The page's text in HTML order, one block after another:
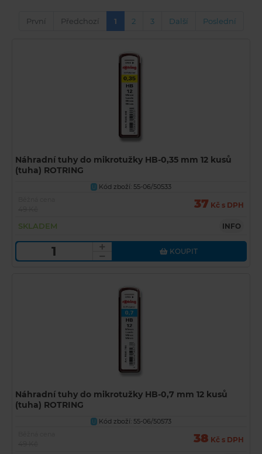
První Předchozí 1 2 3 Další Poslední
Náhradní tuhy do mikrotužky HB-0,35 mm 12 kusů
(tuha) ROTRING
U
Kód zboží: 55-06/50533
37 Kč s DPH
SKLADEM INFO
KOUPIT
Náhradní tuhy do mikrotužky HB-0,7 mm 12 kusů
(tuha) ROTRING
U
Kód zboží: 55-06/50573
38 Kč s DPH